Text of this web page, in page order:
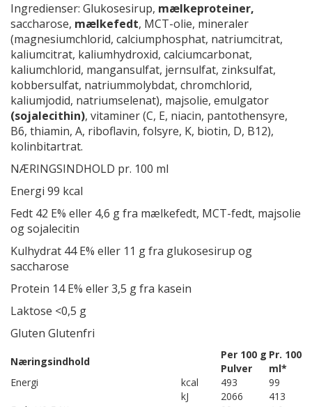
Ingredienser: Glukosesirup, mælkeproteiner,
saccharose, mælkefedt, MCT-olie, mineraler
(magnesiumchlorid, calciumphosphat, natriumcitrat,
kaliumcitrat, kaliumhydroxid, calciumcarbonat,
kaliumchlorid, mangansulfat, jernsulfat, zinksulfat,
kobbersulfat, natriummolybdat, chromchlorid,
kaliumjodid, natriumselenat), majsolie, emulgator
(sojalecithin), vitaminer (C, E, niacin, pantothensyre,
B6, thiamin, A, riboflavin, folsyre, K, biotin, D, B12),
kolinbitartrat.
NÆRINGSINDHOLD pr. 100 ml
Energi 99 kcal
Fedt 42 E% eller 4,6 g fra mælkefedt, MCT-fedt, majsolie
og sojalecitin
Kulhydrat 44 E% eller 11 g fra glukosesirup og
saccharose
Protein 14 E% eller 3,5 g fra kasein
Laktose <0,5 g
Gluten Glutenfri
Næringsindhold
Per 100 g
Pulver
Pr. 100
ml*
Energi
kcal 493
99
kJ
2066
413